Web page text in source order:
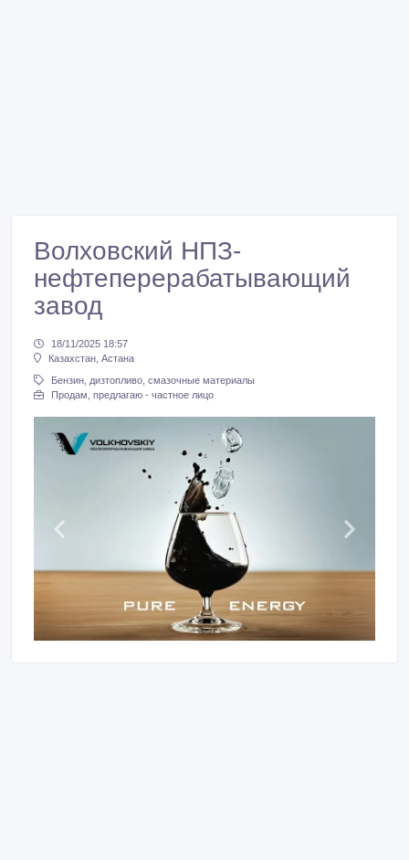
Волховский НПЗ-
нефтеперерабатывающий
завод
18/11/2025 18:57
Казахстан, Астана
Бензин, дизтопливо, смазочные материалы
Продам, предлагаю - частное лицо